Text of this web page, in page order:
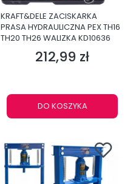
KRAFT&DELE ZACISKARKA
PRASA HYDRAULICZNA PEX TH16
TH20 TH26 WALIZKA KD10636
Cena
212,99 zł
DO KOSZYKA